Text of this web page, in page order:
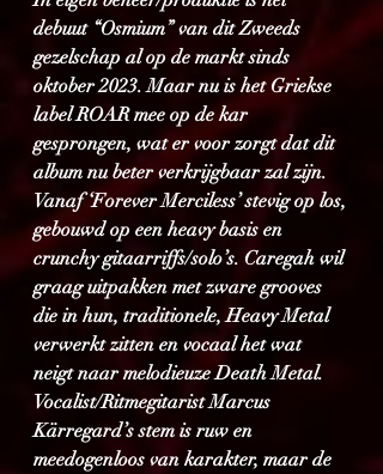
debuut “Osmium” van dit Zweeds
gezelschap al op de markt sinds
oktober 2023. Maar nu is het Griekse
label ROAR mee op de kar
gesprongen, wat er voor zorgt dat dit
album nu beter verkrijgbaar zal zijn.
Vanaf ‘Forever Merciless’ stevig op los,
gebouwd op een heavy basis en
crunchy gitaarriffs/solo’s. Caregah wil
graag uitpakken met zware grooves
die in hun, traditionele, Heavy Metal
verwerkt zitten en vocaal het wat
neigt naar melodieuze Death Metal.
Vocalist/Ritmegitarist Marcus
Kärregard’s stem is ruw en
meedogenloos van karakter, maar de